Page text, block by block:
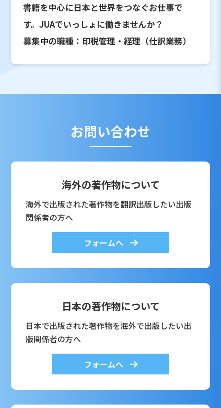
書籍を中心に日本と世界をつなぐお仕事で
す。JUAでいっしょに働きませんか？
募集中の職種：印税管理・経理（仕訳業務）
お問い合わせ
海外の著作物について
海外で出版された著作物を翻訳出版したい出版
関係者の方へ
フォームへ
日本の著作物について
日本で出版された著作物を海外で出版したい出
版関係者の方へ
フォームへ